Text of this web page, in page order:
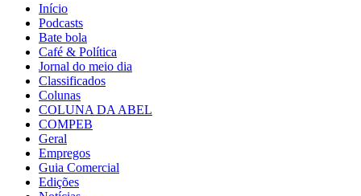
Início
Podcasts
Bate bola
Café & Política
Jornal do meio dia
Classificados
Colunas
COLUNA DA ABEL
COMPEB
Geral
Empregos
Guia Comercial
Edições